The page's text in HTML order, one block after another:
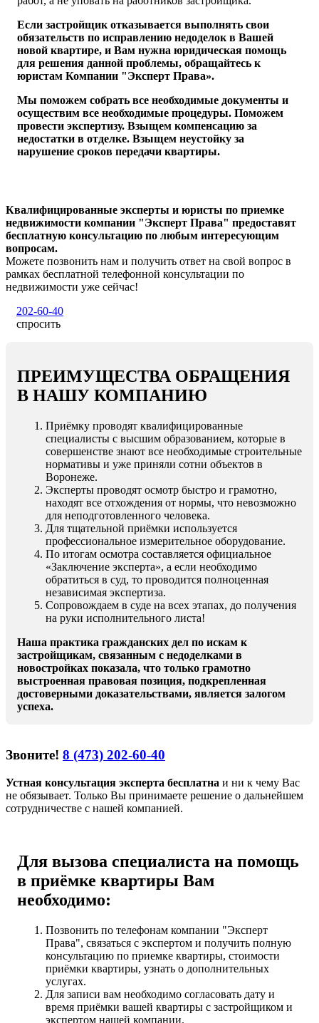
Если застройщик отказывается выполнять свои
обязательств по исправлению недоделок в Вашей
новой квартире, и Вам нужна юридическая помощь
для решения данной проблемы, обращайтесь к
юристам Компании "Эксперт Права».
Мы поможем собрать все необходимые документы и
осуществим все необходимые процедуры. Поможем
провести экспертизу. Взыщем компенсацию за
недостатки в отделке. Взыщем неустойку за
нарушение сроков передачи квартиры.
Квалифицированные эксперты и юристы по приемке
недвижимости компании "Эксперт Права" предоставят
бесплатную консультацию по любым интересующим
вопросам.
Можете позвонить нам и получить ответ на свой вопрос в
рамках бесплатной телефонной консультации по
недвижимости уже сейчас!
202-60-40
спросить
ПРЕИМУЩЕСТВА ОБРАЩЕНИЯ
В НАШУ КОМПАНИЮ
Приёмку проводят квалифицированные
специалисты с высшим образованием, которые в
совершенстве знают все необходимые строительные
нормативы и уже приняли сотни объектов в
Воронеже.
Эксперты проводят осмотр быстро и грамотно,
находят все отхождения от нормы, что невозможно
для неподготовленного человека.
Для тщательной приёмки используется
профессиональное измерительное оборудование.
По итогам осмотра составляется официальное
«Заключение эксперта», а если необходимо
обратиться в суд, то проводится полноценная
независимая экспертиза.
Сопровождаем в суде на всех этапах, до получения
на руки исполнительного листа!
Наша практика гражданских дел по искам к
застройщикам, связанным с недоделками в
новостройках показала, что только грамотно
выстроенная правовая позиция, подкрепленная
достоверными доказательствами, является залогом
успеха.
Звоните! 8 (473) 202-60-40
Устная консультация эксперта бесплатна и ни к чему Вас
не обязывает. Только Вы принимаете решение о дальнейшем
сотрудничестве с нашей компанией.
Для вызова специалиста на помощь
в приёмке квартиры Вам
необходимо:
Позвонить по телефонам компании "Эксперт
Права", связаться с экспертом и получить полную
консультацию по приемке квартиры, стоимости
приёмки квартиры, узнать о дополнительных
услугах.
Для записи вам необходимо согласовать дату и
время приёмки вашей квартиры с застройщиком и
экспертом нашей компании.